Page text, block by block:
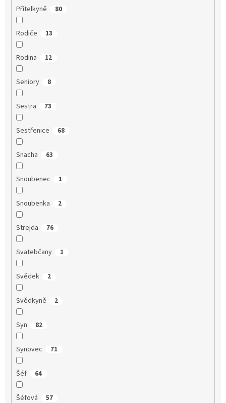
Přítelkyně 80
Rodiče 13
Rodina 12
Seniory 8
Sestra 73
Sestřenice 68
Snacha 63
Snoubenec 1
Snoubenka 2
Strejda 76
Svatebčany 1
Svědek 2
Svědkyně 2
Syn 82
Synovec 71
Šéf 64
Šéfová 57